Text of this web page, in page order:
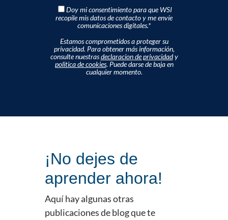
Doy mi consentimiento para que WSI
recopile mis datos de contacto y me envíe
comunicaciones digitales.*
Estamos comprometidos a proteger su
privacidad. Para obtener más información,
consulte nuestrasdeclaracion de privacidady
politica de cookies. Puede darse de baja en
cualquier momento.
¡No dejes de
aprender ahora!
Aquí hay algunas otras
publicaciones de blog que te